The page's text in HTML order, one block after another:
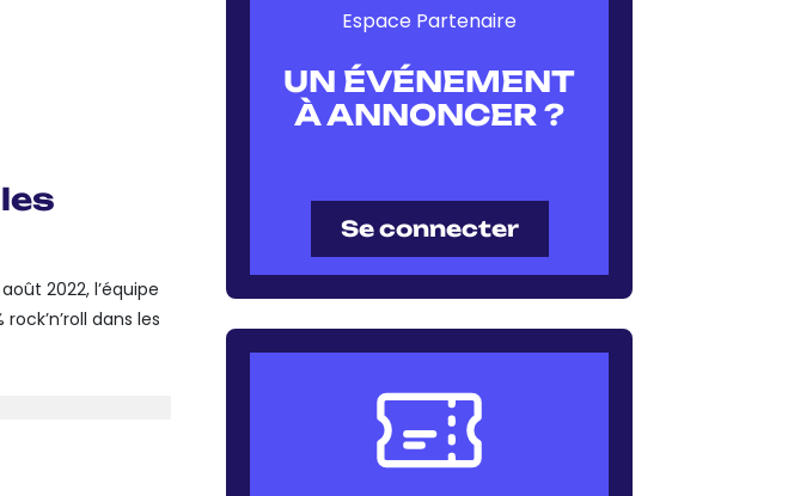
2022, l’équipe
dans les
Espace Partenaire
UN ÉVÉNEMENT
À ANNONCER ?
Se connecter